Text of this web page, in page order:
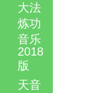
大法
炼功
音乐
2018
版
天音